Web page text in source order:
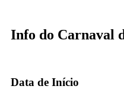
Info do Carnaval
Data de Início